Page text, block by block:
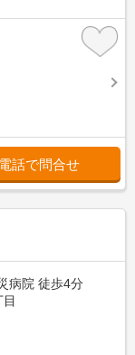
電話で問合せ
病院 徒歩4分